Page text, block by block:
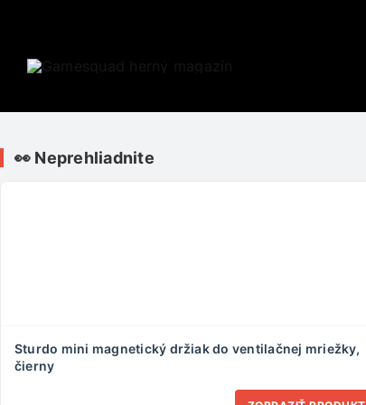
content
👀 Neprehliadnite
Sturdo mini magnetický držiak do ventilačnej mriežky,
čierny